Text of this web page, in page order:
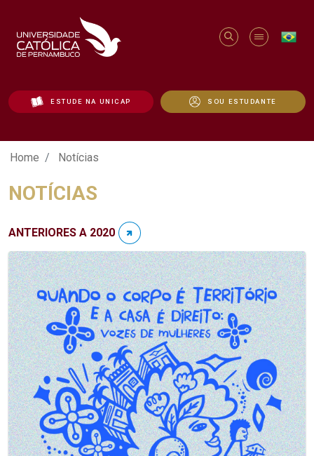
ESTUDE NA UNICAP SOU ESTUDANTE
Notícias - Unicap
Home Notícias
NOTÍCIAS
ANTERIORES A 2020